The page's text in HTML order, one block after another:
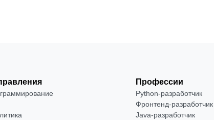
Профессии
Python-разработчик
Фронтенд-разработчик
Java-разработчик